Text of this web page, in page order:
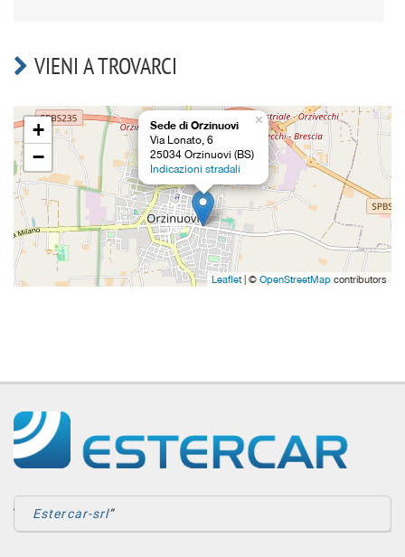
VIENI A TROVARCI
Sede di Orzinuovi
Via Lonato, 6
25034 Orzinuovi (BS)
Indicazioni stradali
×
+
−
Leaflet| © OpenStreetMap contributors
Estercar-srl